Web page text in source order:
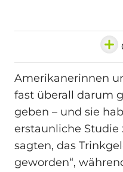
Amerikanerinnen
fast überall darum
geben – und sie
erstaunliche Studie
sagten, das
geworden“,